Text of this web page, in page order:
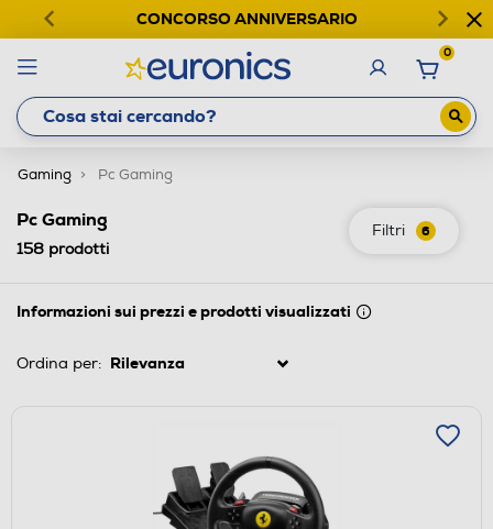
CONCORSO ANNIVERSARIO
0
Gaming Pc Gaming
Filtri 6
Pc Gaming
158 prodotti
Informazioni sui prezzi e prodotti visualizzati
Ordina per: